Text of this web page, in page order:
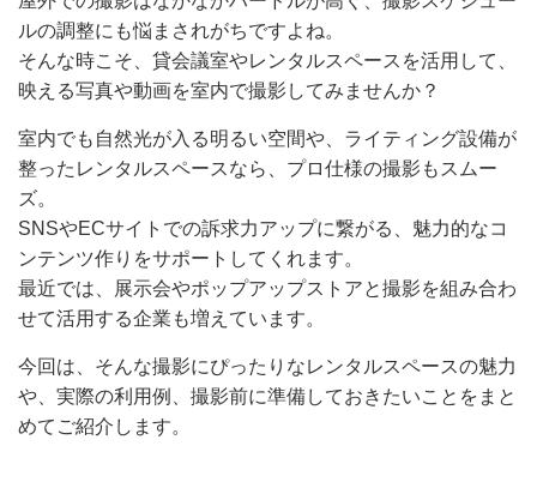
ルの調整にも悩まされがちですよね。
そんな時こそ、貸会議室やレンタルスペースを活用して、
映える写真や動画を室内で撮影してみませんか？
室内でも自然光が入る明るい空間や、ライティング設備が
整ったレンタルスペースなら、プロ仕様の撮影もスムー
ズ。
SNSやECサイトでの訴求力アップに繋がる、魅力的なコ
ンテンツ作りをサポートしてくれます。
最近では、展示会やポップアップストアと撮影を組み合わ
せて活用する企業も増えています。
今回は、そんな撮影にぴったりなレンタルスペースの魅力
や、実際の利用例、撮影前に準備しておきたいことをまと
めてご紹介します。